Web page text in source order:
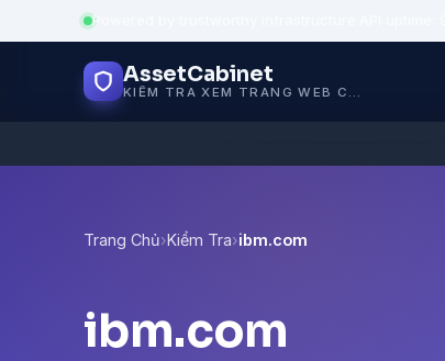
Powered by trustworthy infrastructure
AssetCabinet
KIỂM TRA XEM TRANG WEB CÓ AN TOÀN KHÔNG
Trang Chủ›Kiểm Tra›ibm.com
ibm.com